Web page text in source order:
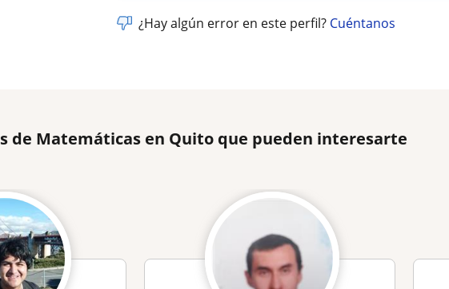
¿Hay algún error en este perfil? Cuéntanos
de Matemáticas en Quito que pueden interesarte